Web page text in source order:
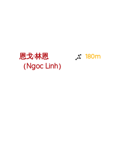
恩戈·林恩
（Ngoc Linh）
180m